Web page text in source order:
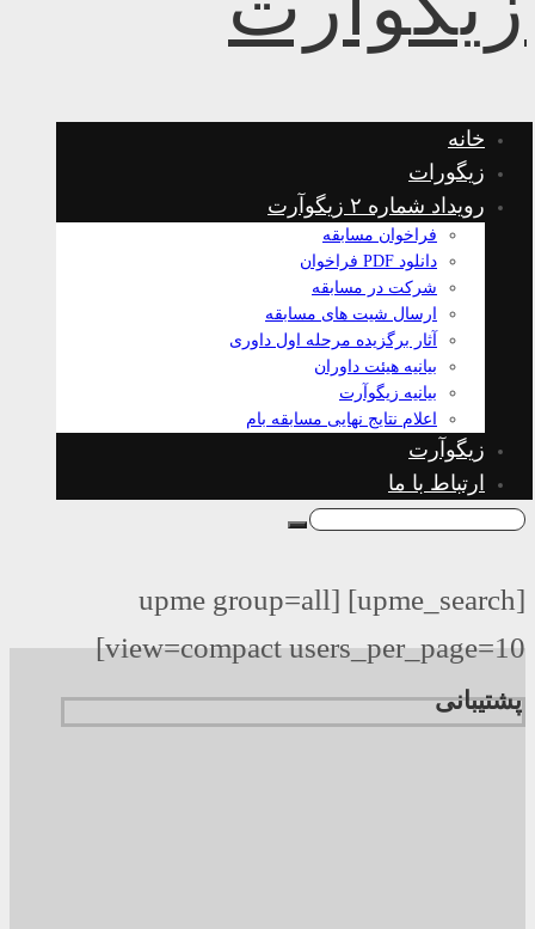
خانه
زیگورات
رویداد شماره ۲ زیگوآرت
فراخوان مسابقه
دانلود PDF فراخوان
شرکت در مسابقه
ارسال شیت های مسابقه
آثار برگزیده مرحله اول داوری
بیانیه هیئت داوران
بیانیه زیگوآرت
اعلام نتایج نهایی مسابقه بام
زیگوآرت
ارتباط با ما
[upme_search] [upme group=all
view=compact users_per_page=10]
پشتیبانی